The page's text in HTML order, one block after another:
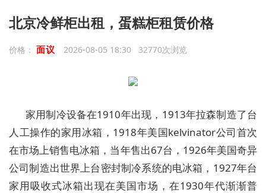
北京冷鲜柜出租，蛋糕柜租赁价格
价格： 面议 2026-08-05 18:30 32770次浏览
家用制冷设备在1910年出现，1913年拉森制造了台
人工操作的家用冰箱，1918年美国kelvinator公司首次
在市场上销售电冰箱，当年售出67台，1926年美国奇异
公司制造出世界上台密封制冷系统的电冰箱，1927年台
家用吸收式冰箱出现在美国市场，在1930年代渐渐普